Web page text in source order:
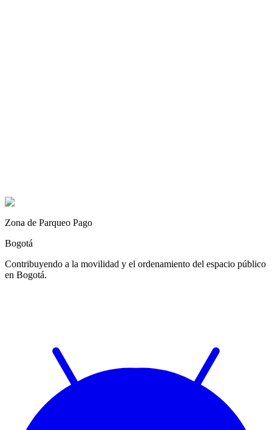
Zona de Parqueo Pago
Bogotá
Contribuyendo a la movilidad y el ordenamiento del espacio público
en Bogotá.